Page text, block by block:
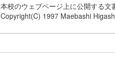
本校のウェブページ上に公開する文
Copyright(C) 1997 Maebashi